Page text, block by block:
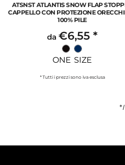
ATSNST ATLANTIS SNOW FLAP
CAPPELLO CON PROTEZIONE
100% PILE
da €6,55 *
ONE SIZE
* Tutti i prezzi sono iva esclusa
*